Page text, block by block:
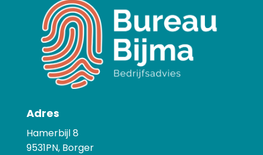
Adres
Hamerbijl 8
9531PN, Borger